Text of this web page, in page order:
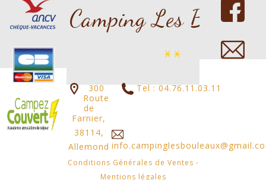
Camping Les
**
300
Route
de
Farnier,
Tel : 04.76.11.03.11
38114,
Allemond
Conditions Générales de Ventes -
Mentions légales